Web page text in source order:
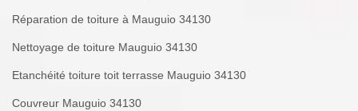
Réparation de toiture à Mauguio 34130
Nettoyage de toiture Mauguio 34130
Etanchéité toiture toit terrasse Mauguio 34130
Couvreur Mauguio 34130